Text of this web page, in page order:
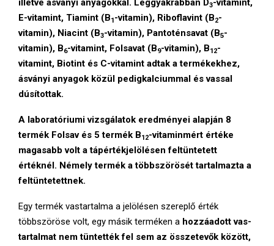
illetve ásványi anyagokkal . Leggyakrabban D3-vitamint,
E-vitamint, Tiamint (B1 -vitamin), Riboflavint (B2-
vitamin), Niacint (B3-vitamin), Pantoténsavat (B5-
vitamin), B6-vitamint, Folsavat (B9-vitamin), B12-
vitamint, Biotint és C-vitamint adtak a termékekhez,
ásványi anyagok közül pedigkalciummal és vassal
dúsítottak.
A laboratóriumi vizsgálatok eredményei alapján 8
termék Folsavés 5 termék B12-vitaminmért értéke
magasabb volt a tápértékjelölésen feltüntetett
értéknél. Némely termék a többszörösét tartalmazta a
feltüntetettnek.
Egy termék vastartalma a jelölésen szereplő érték
többszöröse volt, egy másik terméken a hozzáadott vas-
tartalmat nem tüntették fel sem az összetevők között,